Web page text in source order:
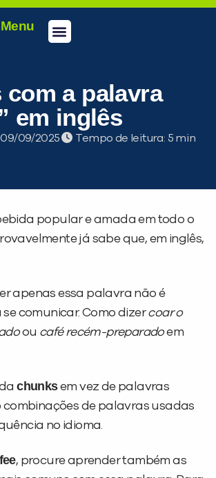
Menu
com a palavra
em inglês
09/09/2025 Tempo de leitura:
popular e amada em todo o
já sabe que, em inglês,
apenas essa palavra não é
comunicar. Como dizercoar o
ou café recém-preparadoem
chunksem vez de palavras
combinações de palavras usadas
no idioma.
, procure aprender também as